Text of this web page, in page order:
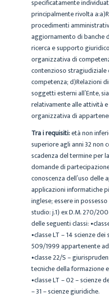
specificatamente
principalmente rivolta
procedimenti
aggiornamento di banche
ricerca e supporto
organizzativa di
contenzioso stragiudiziale
competenza; d)Relazioni
soggetti esterni all’Ente,
relativamente alle attività e
organizzativa di
Tra i requisiti:età non
superiore agli anni 32 non
scadenza del termine per
domande di
conoscenza dell’uso delle
applicazioni informatiche
inglese; essere in
studio: j.1) ex D.M. 270/
delle seguenti classi:
•classe LT – 14 scienze
509/1999 appartenente
•classe 22/S –
tecniche della formazione
•classe LT – 02 – scienze
– 31 – scienze giuridiche.